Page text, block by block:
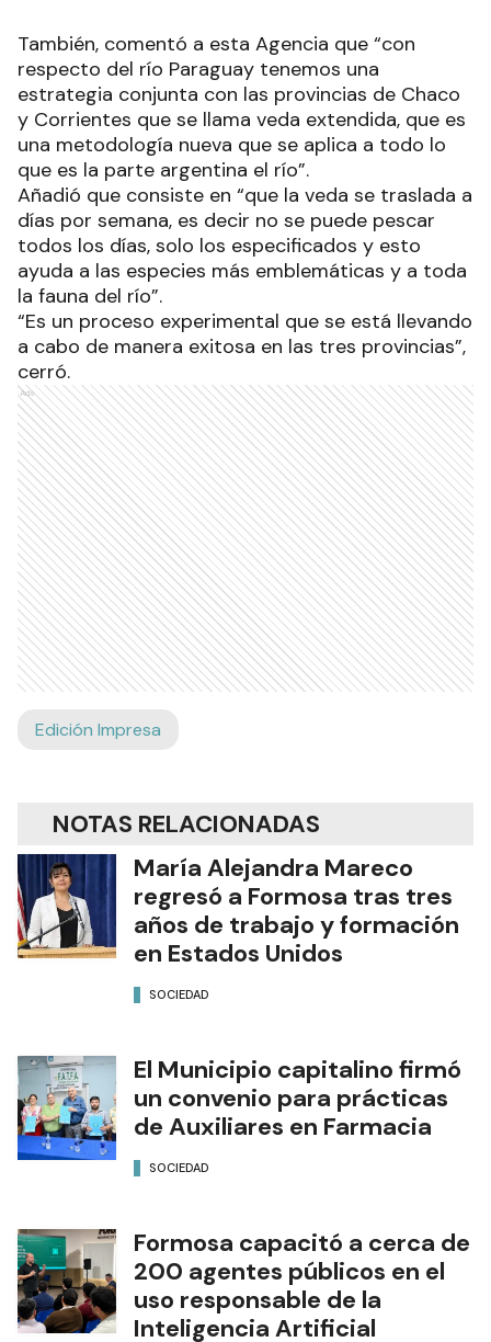
También, comentó a esta Agencia que “con
respecto del río Paraguay tenemos una
estrategia conjunta con las provincias de Chaco
y Corrientes que se llama veda extendida, que es
una metodología nueva que se aplica a todo lo
que es la parte argentina el río”.
Añadió que consiste en “que la veda se traslada a
días por semana, es decir no se puede pescar
todos los días, solo los especificados y esto
ayuda a las especies más emblemáticas y a toda
la fauna del río”.
“Es un proceso experimental que se está llevando
a cabo de manera exitosa en las tres provincias”,
cerró.
Ads
Edición Impresa
NOTAS RELACIONADAS
María Alejandra Mareco
regresó a Formosa tras tres
años de trabajo y formación
en Estados Unidos
SOCIEDAD
El Municipio capitalino firmó
un convenio para prácticas
de Auxiliares en Farmacia
SOCIEDAD
Formosa capacitó a cerca de
200 agentes públicos en el
uso responsable de la
Inteligencia Artificial